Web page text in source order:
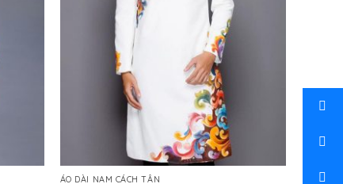
ÁO DÀI NAM CÁCH TÂN